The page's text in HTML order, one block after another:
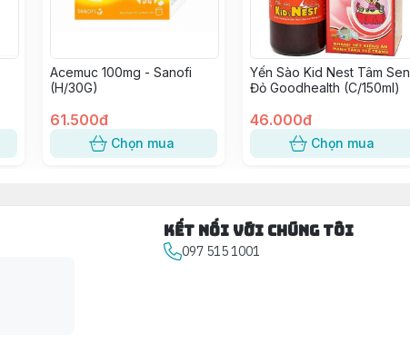
Acemuc 100mg - Sanofi
(H/30G)
61.500đ
Chọn mua
Yến Sào Kid Nest Tâm Sen
Đỏ Goodhealth (C/150ml)
46.000đ
Chọn mua
Kết nối với chúng tôi
097 515 1001